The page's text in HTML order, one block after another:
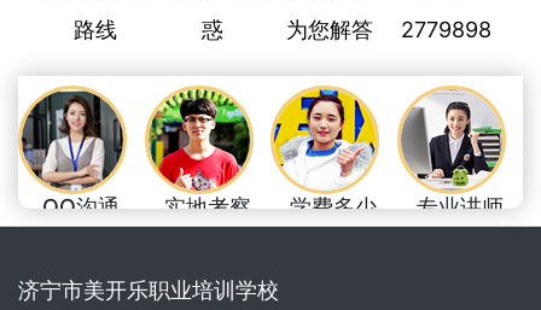
路线
惑
为您解答
2779898
QQ沟通 实地考察 学费多少 专业讲师
济宁市美开乐职业培训学校